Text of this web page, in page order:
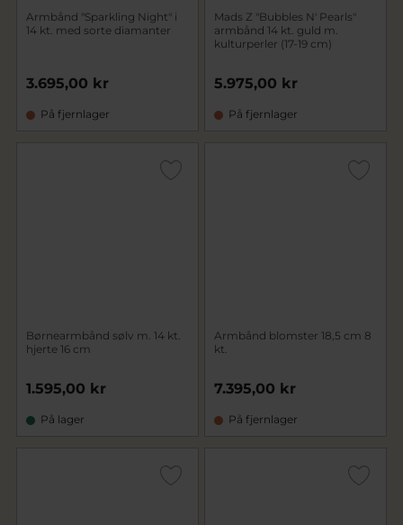
Armbånd "Sparkling Night" i
14 kt. med sorte diamanter
3.695,00 kr
På fjernlager
Mads Z "Bubbles N' Pearls"
armbånd 14 kt. guld m.
kulturperler (17-19 cm)
5.975,00 kr
På fjernlager
Børnearmbånd sølv m. 14 kt.
hjerte 16 cm
1.595,00 kr
På lager
Armbånd blomster 18,5 cm 8
kt.
7.395,00 kr
På fjernlager